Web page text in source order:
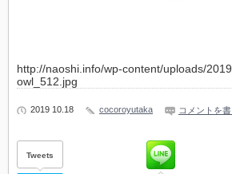
http://naoshi.info/wp-content/uploads/
owl_512.jpg
2019 10.18 cocoroyutaka コメントを書
Tweets